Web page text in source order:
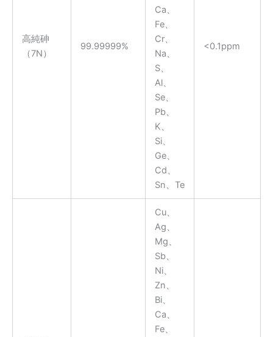
高純砷
（7N）
99.99999%
Ca、
Fe、
Cr、
Na、
S、
Al、
Se、
Pb、
K、
Si、
Ge、
Cd、
Sn、Te
<0.1ppm
Cu、
Ag、
Mg、
Sb、
Ni、
Zn、
Bi、
Ca、
Fe、